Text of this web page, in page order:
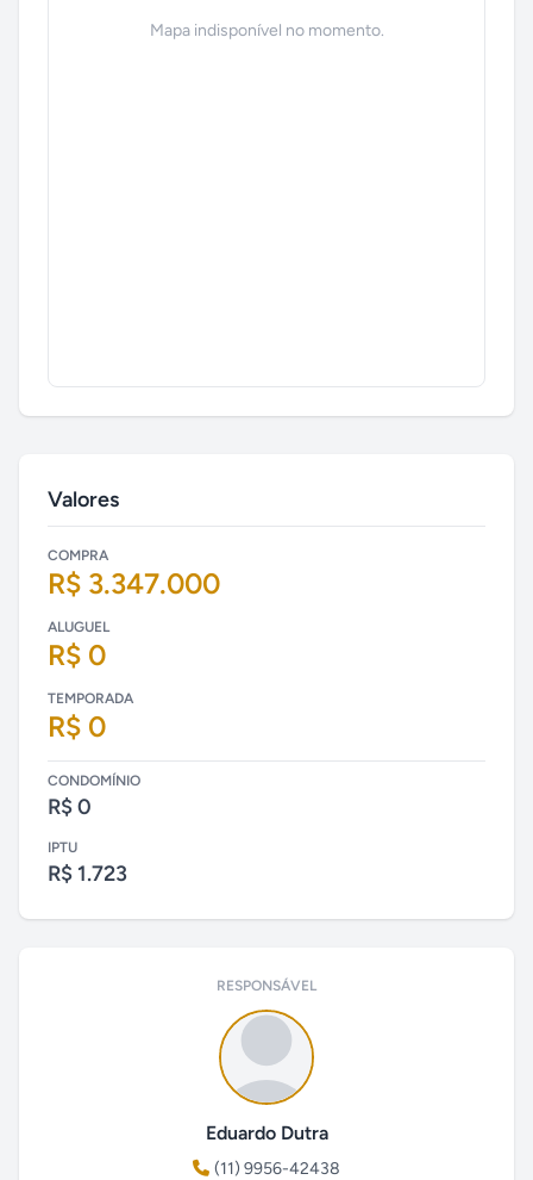
Mapa indisponível no momento.
Valores
COMPRA
R$ 3.347.000
ALUGUEL
R$ 0
TEMPORADA
R$ 0
CONDOMÍNIO
R$ 0
IPTU
R$ 1.723
RESPONSÁVEL
Eduardo Dutra
(11) 9956-42438